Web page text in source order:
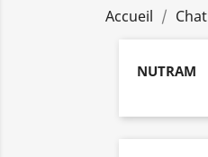
Accueil Chat
NUTRAM